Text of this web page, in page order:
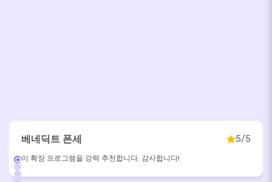
베네딕트 폰세 5/5
이 확장 프로그램을 강력 추천합니다. 감사합니다!